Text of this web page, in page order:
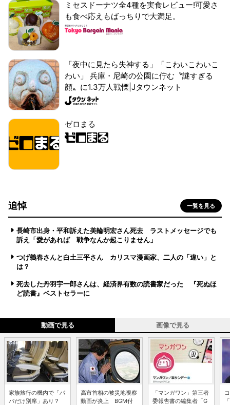
ミセスドーナツ全4種を実食レビュー!可愛さ
も食べ応えもばっちりで大満足。
「夜中に見たら失神する」「こわいこわいこ
わい」 兵庫・尼崎の公園に佇む〝謎すぎる
顔〟に1.3万人戦慄|Jタウンネット
ゼロまる
追悼 一覧を見る
長崎市出身・平和訴えた美輪明宏さん死去 ラストメッセージでも
訴え「愛があれば 戦争なんか起こりません」
つげ義春さんと白土三平さん カリスマ漫画家、二人の「違い」と
は？
死去した丹羽宇一郎さんは、経済界有数の読書家だった 『死ぬほ
ど読書』ベストセラーに
動画で見る 画像で見る
家族旅行の機内で「パ
パだけ別席」あり？
高市首相の被災地視察
動画が炎上 BGM付
「マンガワン」第三者
委報告書の編集者「G